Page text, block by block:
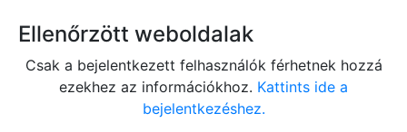
Ellenőrzött weboldalak
Csak a bejelentkezett felhasználók férhetnek hozzá
ezekhez az információkhoz. Kattints ide a
bejelentkezéshez.